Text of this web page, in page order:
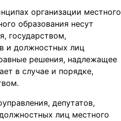
организации местного
образования несут
государством,
и должностных лиц
решения, надлежащее
в случае и порядке,
депутатов,
лиц местного